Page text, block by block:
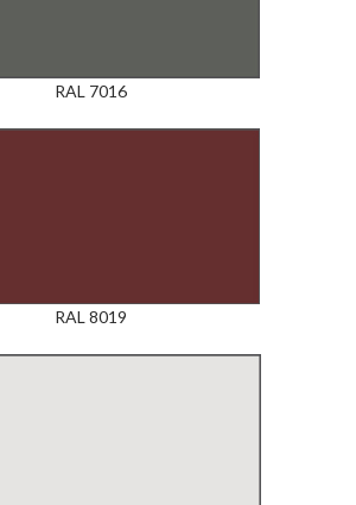
RAL 7016
RAL 8019